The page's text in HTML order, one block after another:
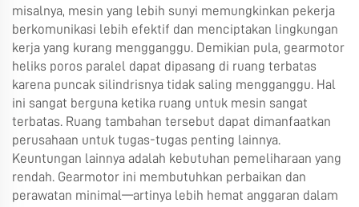
misalnya, mesin yang lebih sunyi memungkinkan pekerja
berkomunikasi lebih efektif dan menciptakan lingkungan
kerja yang kurang mengganggu. Demikian pula, gearmotor
heliks poros paralel dapat dipasang di ruang terbatas
karena puncak silindrisnya tidak saling mengganggu. Hal
ini sangat berguna ketika ruang untuk mesin sangat
terbatas. Ruang tambahan tersebut dapat dimanfaatkan
perusahaan untuk tugas-tugas penting lainnya.
Keuntungan lainnya adalah kebutuhan pemeliharaan yang
rendah. Gearmotor ini membutuhkan perbaikan dan
perawatan minimal—artinya lebih hemat anggaran dalam